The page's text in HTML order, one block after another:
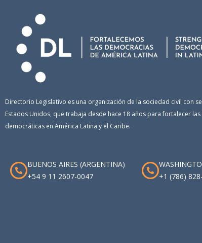
Directorio Legislativo es una organización de la sociedad civil con
Estados Unidos, que trabaja desde hace 18 años para fortalecer
democráticas en América Latina y el Caribe.
BUENOS AIRES (ARGENTINA)
+54 9 11 2607-0047
+1 (786)